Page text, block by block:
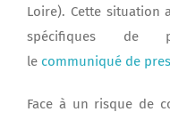
Loire). Cette situation
spécifiques de
le communiqué de
Face à un risque de